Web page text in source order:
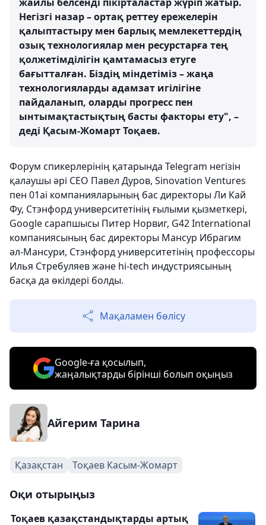
Негізгі назар – ортақ реттеу ережелерін
қалыптастыру мен барлық мемлекеттердің
озық технологиялар мен ресурстарға тең
қолжетімділігін қамтамасыз етуге
бағытталған. Біздің міндетіміз – жаңа
технологияларды адамзат игілігіне
пайдаланып, оларды прогресс пен
ынтымақтастықтың басты факторы ету", –
деді Қасым-Жомарт Тоқаев.
Форум спикерлерінің қатарында Telegram негізін
қалаушы әрі CEO Павел Дуров, Sinovation Ventures
пен 01ai компанияларының бас директоры Ли Кай
Фу, Стэнфорд университетінің ғылыми қызметкері,
Google сарапшысы Питер Норвиг, G42 International
компаниясының бас директоры Мансур Ибрагим
әл-Мансури, Стэнфорд университетінің профессоры
Илья Стребуляев және hi-tech индустриясының
басқа да өкілдері болды.
Мақаламен бөлісу
Google-ға қосылып,
жаңалықтарды бірінші болып оқыңыз
Айгерим Тарина
Қазақстан Тоқаев Касым-Жомарт
Оқи отырыңыз
Тоқаев қазақстандықтарды артық